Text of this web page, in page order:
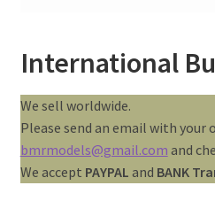
International
We sell worldwide.
Please send an email with your
bmrmodels@gmail.com and
We accept PAYPAL and BANK